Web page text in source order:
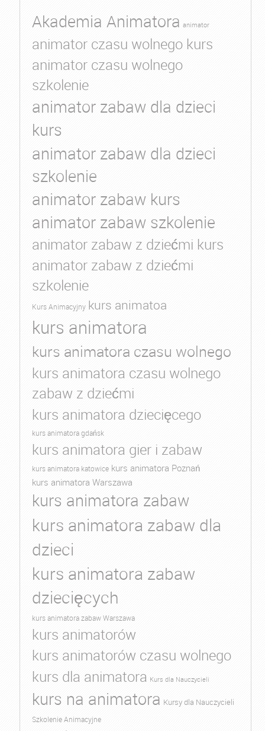
Akademia Animatora animator
animator czasu wolnego kurs
animator czasu wolnego
szkolenie
animator zabaw dla dzieci
kurs
animator zabaw dla dzieci
szkolenie
animator zabaw kurs
animator zabaw szkolenie
animator zabaw z dziećmi kurs
animator zabaw z dziećmi
szkolenie
Kurs Animacyjny kurs animatoa
kurs animatora
kurs animatora czasu wolnego
kurs animatora czasu wolnego
zabaw z dziećmi
kurs animatora dziecięcego
kurs animatora gdańsk
kurs animatora gier i zabaw
kurs animatora katowice kurs animatora Poznań
kurs animatora Warszawa
kurs animatora zabaw
kurs animatora zabaw dla
dzieci
kurs animatora zabaw
dziecięcych
kurs animatora zabaw Warszawa
kurs animatorów
kurs animatorów czasu wolnego
kurs dla animatora Kurs dla Nauczycieli
kurs na animatora Kursy dla Nauczycieli
Szkolenie Animacyjne